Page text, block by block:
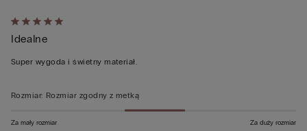
Ocena
5
z
Idealne
Super wygoda i świetny materiał.
Rozmiar: Rozmiar zgodny z metką
Za mały rozmiar Za duży rozmiar